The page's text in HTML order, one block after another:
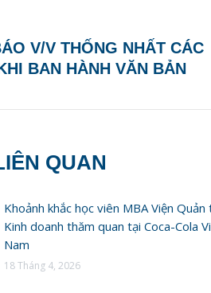
V/V THỐNG NHẤT CÁC
BAN HÀNH VĂN BẢN
QUAN
Khoảnh khắc học viên MBA Viện Quản
Kinh doanh thăm quan tại Coca-Cola
Nam
18 Tháng 4, 2026